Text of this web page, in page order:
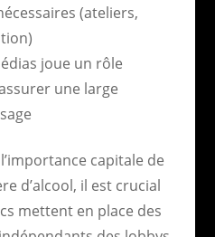
(ateliers,
joue un rôle
une large
capitale de
d’alcool, il est crucial
mettent en place des